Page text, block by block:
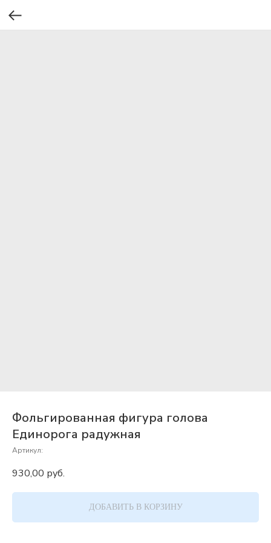
Фольгированная фигура голова
Единорога радужная
Артикул:
930,00 руб.
ДОБАВИТЬ В КОРЗИНУ